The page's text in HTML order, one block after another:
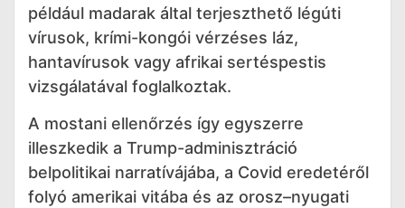
például madarak által terjeszthető légúti
vírusok, krími-kongói vérzéses láz,
hantavírusok vagy afrikai sertéspestis
vizsgálatával foglalkoztak.
A mostani ellenőrzés így egyszerre
illeszkedik a Trump-adminisztráció
belpolitikai narratívájába, a Covid eredetéről
folyó amerikai vitába és az orosz–nyugati